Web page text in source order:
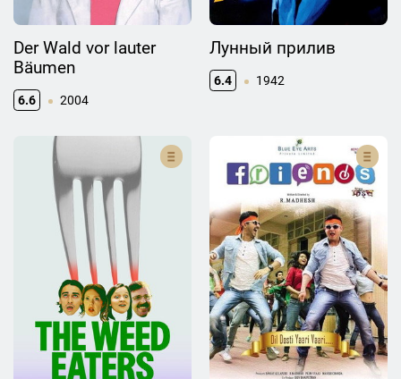
Der Wald vor lauter
Bäumen
6.6 2004
Лунный прилив
6.4 1942